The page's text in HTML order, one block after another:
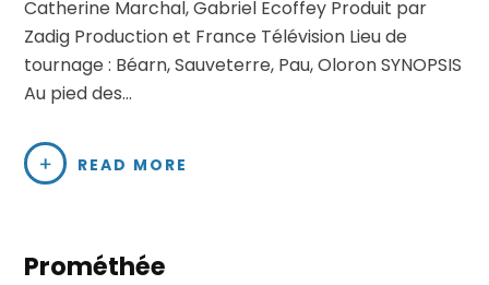
Catherine Marchal, Gabriel Ecoffey Produit par
Zadig Production et France Télévision Lieu de
tournage : Béarn, Sauveterre, Pau, Oloron SYNOPSIS
Au pied des…
READ MORE
Prométhée